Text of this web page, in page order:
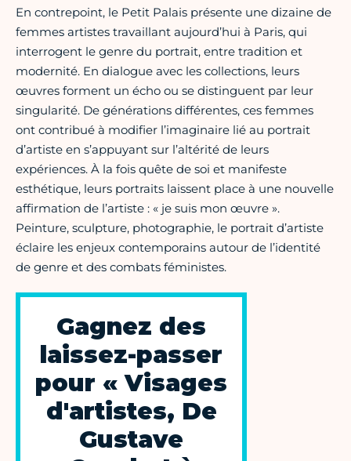
En contrepoint, le Petit Palais présente une dizaine de
femmes artistes travaillant aujourd’hui à Paris, qui
interrogent le genre du portrait, entre tradition et
modernité. En dialogue avec les collections, leurs
œuvres forment un écho ou se distinguent par leur
singularité. De générations différentes, ces femmes
ont contribué à modifier l’imaginaire lié au portrait
d’artiste en s’appuyant sur l’altérité de leurs
expériences. À la fois quête de soi et manifeste
esthétique, leurs portraits laissent place à une nouvelle
affirmation de l’artiste : « je suis mon œuvre ».
Peinture, sculpture, photographie, le portrait d’artiste
éclaire les enjeux contemporains autour de l’identité
de genre et des combats féministes.